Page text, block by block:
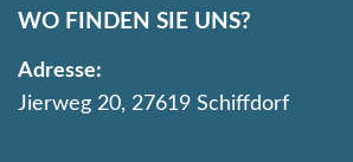
WO FINDEN SIE UNS?
Adresse:
Jierweg 20, 27619 Schiffdorf